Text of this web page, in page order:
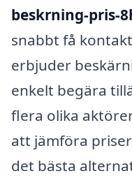
beskrning-pris-
snabbt få
erbjuder
enkelt begära
flera olika
att jämföra
det bästa